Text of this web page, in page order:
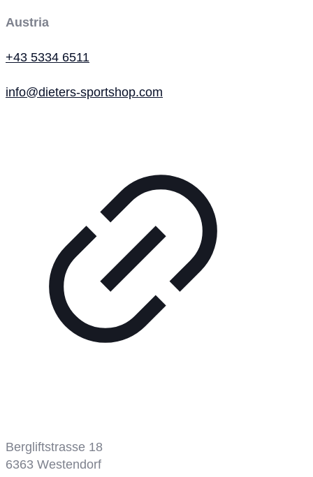
Austria
+43 5334 6511
info@dieters-sportshop.com
Bergliftstrasse 18
6363 Westendorf